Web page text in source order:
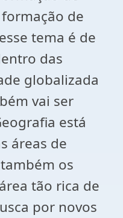
de
tema é de
das
globalizada
vai ser
está
áreas de
os
tão rica de
por novos